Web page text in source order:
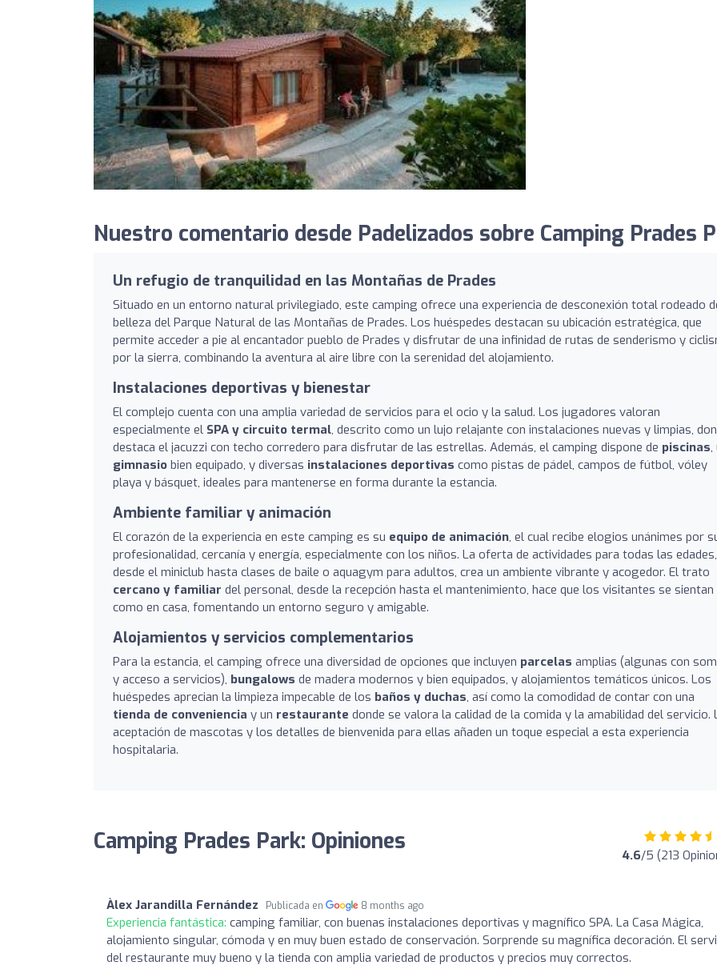
Nuestro comentario desde Padelizados sobre Camping Prades
Un refugio de tranquilidad en las Montañas de Prades
Situado en un entorno natural privilegiado, este camping ofrece una experiencia de desconexión total rodeado
belleza del Parque Natural de las Montañas de Prades. Los huéspedes destacan su ubicación estratégica, que
permite acceder a pie al encantador pueblo de Prades y disfrutar de una infinidad de rutas de senderismo y
por la sierra, combinando la aventura al aire libre con la serenidad del alojamiento.
Instalaciones deportivas y bienestar
El complejo cuenta con una amplia variedad de servicios para el ocio y la salud. Los jugadores valoran
especialmente el SPA y circuito termal, descrito como un lujo relajante con instalaciones nuevas y limpias,
destaca el jacuzzi con techo corredero para disfrutar de las estrellas. Además, el camping dispone de piscinas,
gimnasio bien equipado, y diversas instalaciones deportivas como pistas de pádel, campos de fútbol, vóley
playa y básquet, ideales para mantenerse en forma durante la estancia.
Ambiente familiar y animación
El corazón de la experiencia en este camping es su equipo de animación, el cual recibe elogios unánimes por
profesionalidad, cercanía y energía, especialmente con los niños. La oferta de actividades para todas las edades,
desde el miniclub hasta clases de baile o aquagym para adultos, crea un ambiente vibrante y acogedor. El trato
cercano y familiar del personal, desde la recepción hasta el mantenimiento, hace que los visitantes se sientan
como en casa, fomentando un entorno seguro y amigable.
Alojamientos y servicios complementarios
Para la estancia, el camping ofrece una diversidad de opciones que incluyen parcelas amplias (algunas con
y acceso a servicios), bungalows de madera modernos y bien equipados, y alojamientos temáticos únicos. Los
huéspedes aprecian la limpieza impecable de los baños y duchas, así como la comodidad de contar con una
tienda de conveniencia y un restaurante donde se valora la calidad de la comida y la amabilidad del servicio.
aceptación de mascotas y los detalles de bienvenida para ellas añaden un toque especial a esta experiencia
hospitalaria.
Camping Prades Park: Opiniones 4.6/5 (213
Àlex Jarandilla Fernández Publicada en 8 months ago
Experiencia fantástica: camping familiar, con buenas instalaciones deportivas y magnífico SPA. La Casa Mágica,
alojamiento singular, cómoda y en muy buen estado de conservación. Sorprende su magnífica decoración. El
del restaurante muy bueno y la tienda con amplia variedad de productos y precios muy correctos.